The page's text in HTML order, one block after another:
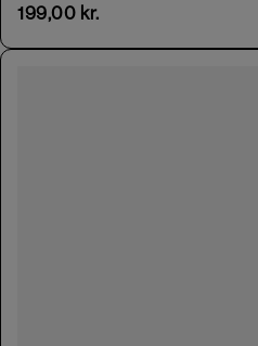
199,00 kr.